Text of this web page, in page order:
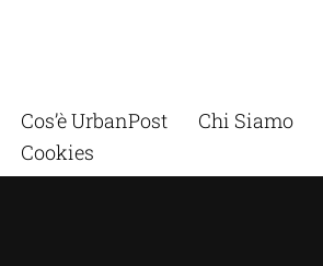
Cos’è UrbanPost Chi Siamo
Cookies